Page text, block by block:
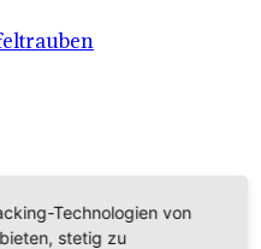
Technologien von
stetig zu